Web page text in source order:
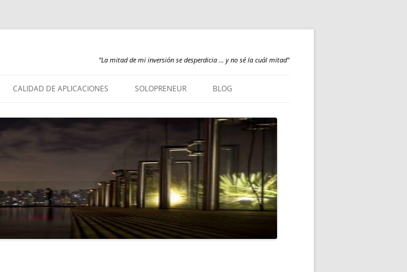
"La mitad de mi inversión se desperdicia … y no sé la cuál mitad"
contenido
CALIDAD DE APLICACIONES SOLOPRENEUR BLOG